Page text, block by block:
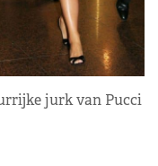
jurk van Pucci